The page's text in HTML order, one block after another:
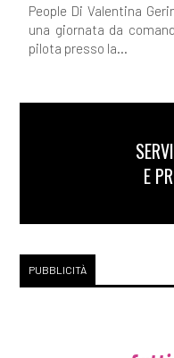
People Di Valentina
una giornata da
pilota presso la...
E
PUBBLICITÀ